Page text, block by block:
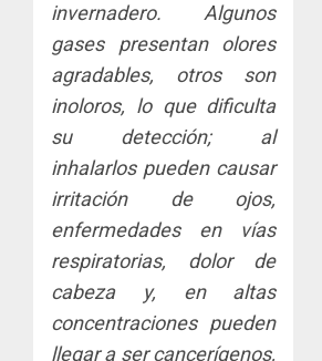
invernadero. Algunos
gases presentan olores
agradables, otros son
inoloros, lo que dificulta
su detección; al
inhalarlos pueden causar
irritación de ojos,
enfermedades en vías
respiratorias, dolor de
cabeza y, en altas
concentraciones pueden
llegar a ser cancerígenos,